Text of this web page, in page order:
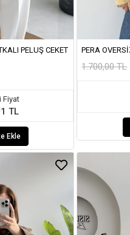
PELUŞ CEKET
Fiyat
TL
Ekle
PERA
1.700,00 TL